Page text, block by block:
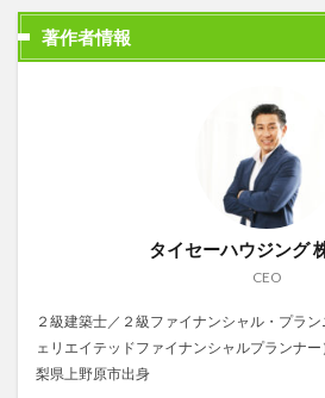
著作者情報
タイセーハウジング
CEO
２級建築士／２級ファイナンシャル・プラ
ェリエイテッドファイナンシャルプラン
梨県上野原市出身